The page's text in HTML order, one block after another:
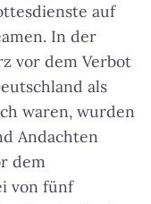
auf
In der
vor dem Verbot
als
waren, wurden
Andachten
dem
von fünf